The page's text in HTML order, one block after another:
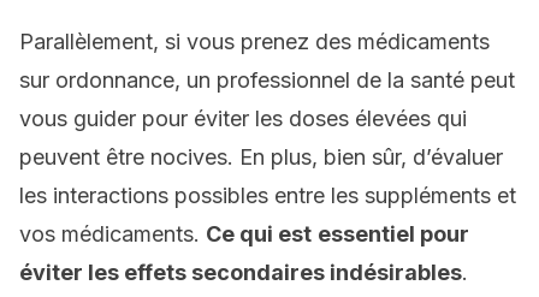
Parallèlement, si vous prenez des médicaments
sur ordonnance, un professionnel de la santé peut
vous guider pour éviter les doses élevées qui
peuvent être nocives. En plus, bien sûr, d’évaluer
les interactions possibles entre les suppléments et
vos médicaments. Ce qui est essentiel pour
éviter les effets secondaires indésirables.